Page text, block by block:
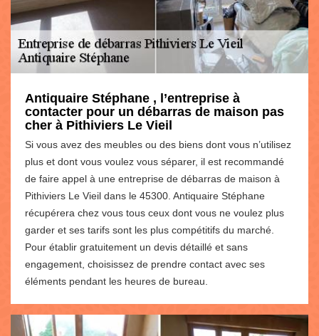
Antiquaire Stéphane , l’entreprise à
contacter pour un débarras de maison pas
cher à Pithiviers Le Vieil
Si vous avez des meubles ou des biens dont vous n’utilisez
plus et dont vous voulez vous séparer, il est recommandé
de faire appel à une entreprise de débarras de maison à
Pithiviers Le Vieil dans le 45300. Antiquaire Stéphane
récupérera chez vous tous ceux dont vous ne voulez plus
garder et ses tarifs sont les plus compétitifs du marché.
Pour établir gratuitement un devis détaillé et sans
engagement, choisissez de prendre contact avec ses
éléments pendant les heures de bureau.